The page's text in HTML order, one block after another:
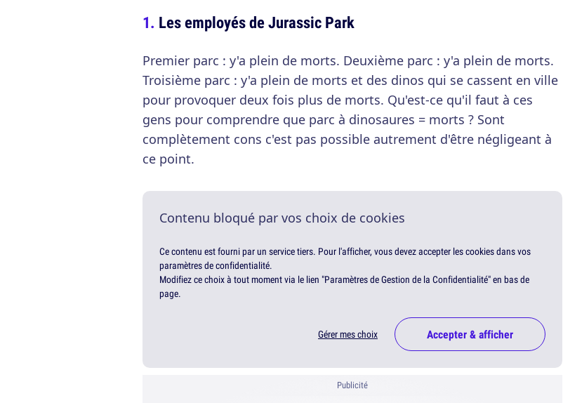
Les employés de Jurassic Park
Premier parc : y'a plein de morts. Deuxième parc : y'a plein de morts.
Troisième parc : y'a plein de morts et des dinos qui se cassent en ville
pour provoquer deux fois plus de morts. Qu'est-ce qu'il faut à ces
gens pour comprendre que parc à dinosaures = morts ? Sont
complètement cons c'est pas possible autrement d'être négligeant à
ce point.
Contenu bloqué par vos choix de cookies
Ce contenu est fourni par un service tiers. Pour l'afficher, vous devez accepter les cookies dans vos
paramètres de confidentialité.
Modifiez ce choix à tout moment via le lien "Paramètres de Gestion de la Confidentialité" en bas de
page.
Gérer mes choix Accepter & afficher
Publicité